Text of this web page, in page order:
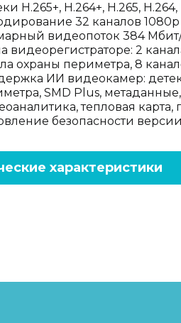
H.265+, H.264+, H.265, H.264,
32 каналов
видеопоток 384
видеорегистраторе: 2
охраны периметра, 8
ИИ видеокамер:
SMD Plus,
тепловая
безопасности
характеристики